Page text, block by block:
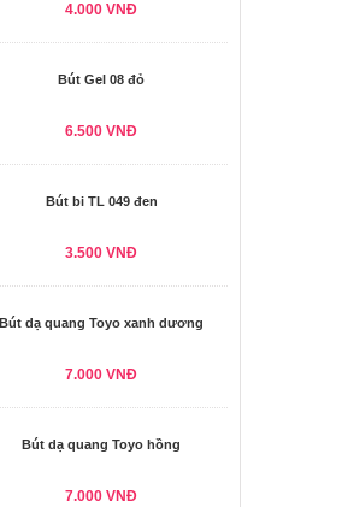
4.000 VNĐ
Bút Gel 08 đỏ
6.500 VNĐ
Bút bi TL 049 đen
3.500 VNĐ
Bút dạ quang Toyo xanh dương
7.000 VNĐ
Bút dạ quang Toyo hồng
7.000 VNĐ